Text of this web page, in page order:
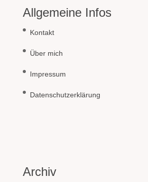
Allgemeine Infos
Kontakt
Über mich
Impressum
Datenschutzerklärung
Archiv